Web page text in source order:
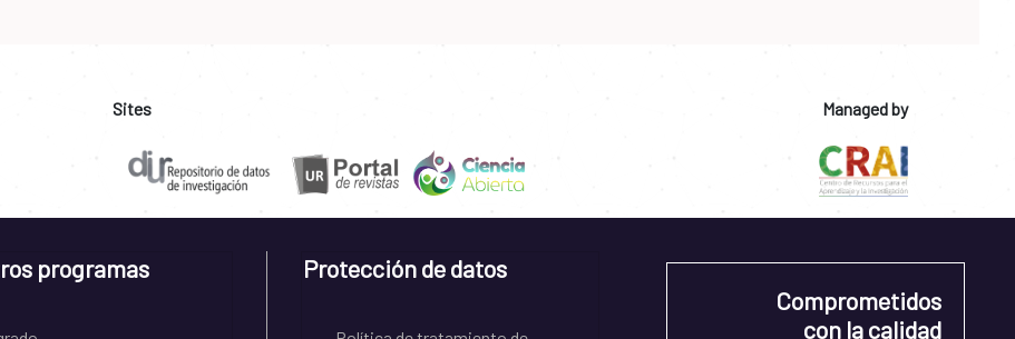
Sites Managed by
programas Protección de datos
Comprometidos
con la calidad